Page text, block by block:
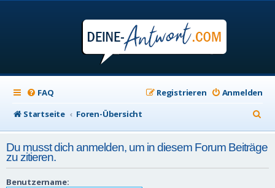
FAQ Anmelden
Registrieren
Startseite
Foren-Übersicht
u
c
h
Du musst dich anmelden, um in diesem Forum Beiträge
zu zitieren.
Benutzername: